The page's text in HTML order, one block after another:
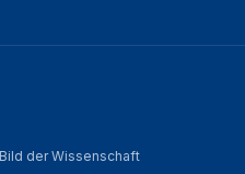
Bild der Wissenschaft